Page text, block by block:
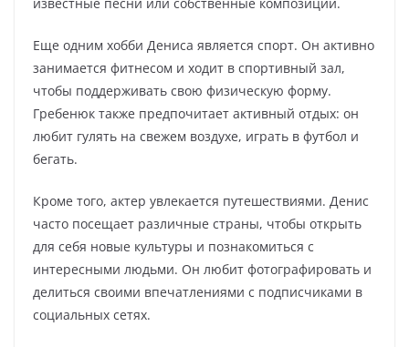
Еще одним хобби Дениса является спорт. Он активно
занимается фитнесом и ходит в спортивный зал,
чтобы поддерживать свою физическую форму.
Гребенюк также предпочитает активный отдых: он
любит гулять на свежем воздухе, играть в футбол и
бегать.
Кроме того, актер увлекается путешествиями. Денис
часто посещает различные страны, чтобы открыть
для себя новые культуры и познакомиться с
интересными людьми. Он любит фотографировать и
делиться своими впечатлениями с подписчиками в
социальных сетях.